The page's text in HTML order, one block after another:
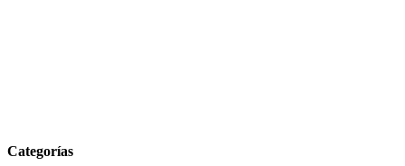
Categorías